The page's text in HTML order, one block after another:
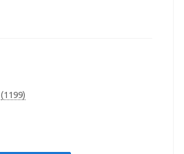
(1199)